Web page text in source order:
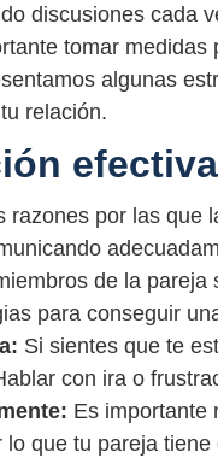
discusiones cada
tomar
algunas
relación.
efectiva
razones por las que
de la
para conseguir
Si sientes que te
con ira o
Es importante
lo que tu pareja